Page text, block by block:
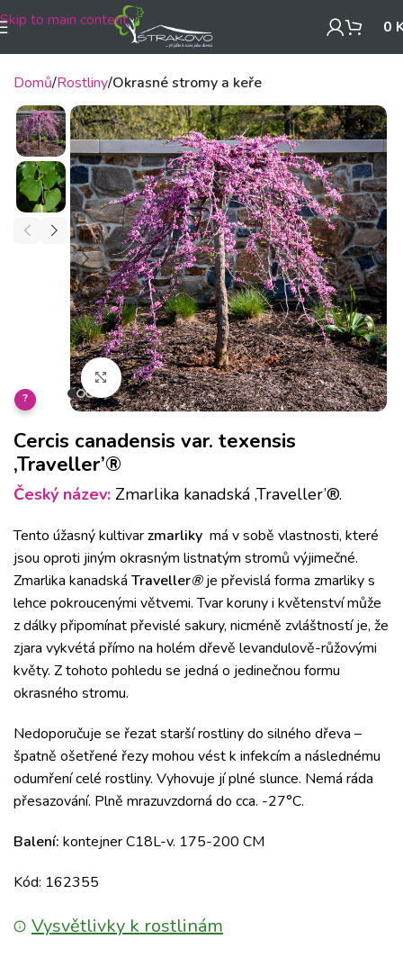
Skip to main content 0
Domů Rostliny Okrasné stromy a keře
Klikněte pro zvětšení
?
Cercis canadensis var. texensis
‚Traveller’®
Český název: Zmarlika kanadská ‚Traveller’®.
Tento úžasný kultivarzmarliky má v sobě vlastnosti, které
jsou oproti jiným okrasným listnatým stromů výjimečné.
Zmarlika kanadská Traveller®je převislá forma zmarliky s
lehce pokroucenými větvemi. Tvar koruny i květenství může
z dálky připomínat převislé sakury, nicméně zvláštností je, že
zjara vykvétá přímo na holém dřevě levandulově-růžovými
květy. Z tohoto pohledu se jedná o jedinečnou formu
okrasného stromu.
Nedoporučuje se řezat starší rostliny do silného dřeva –
špatně ošetřené řezy mohou vést k infekcím a následnému
odumření celé rostliny. Vyhovuje jí plné slunce. Nemá ráda
přesazování. Plně mrazuvzdorná do cca. -27°C.
Balení: kontejner C18L-v. 175-200 CM
Kód: 162355
Vysvětlivky k rostlinám